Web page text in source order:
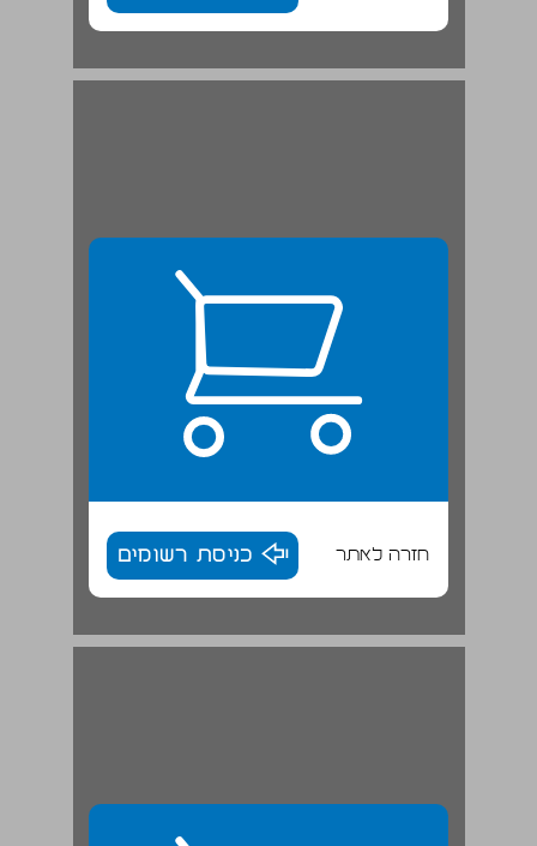
חזרה לאתר כניסת רשומים